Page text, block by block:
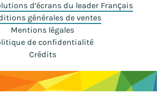
d’écrans du leader Français
générales de ventes
Mentions légales
de confidentialité
Crédits